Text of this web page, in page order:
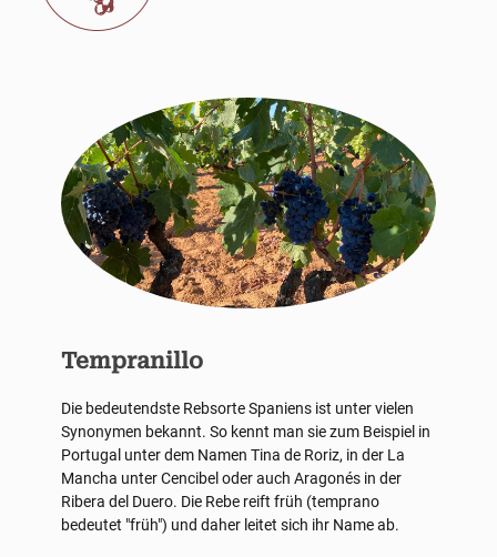
Tempranillo
Die bedeutendste Rebsorte Spaniens ist unter vielen
Synonymen bekannt. So kennt man sie zum Beispiel in
Portugal unter dem Namen Tina de Roriz, in der La
Mancha unter Cencibel oder auch Aragonés in der
Ribera del Duero. Die Rebe reift früh (temprano
bedeutet "früh") und daher leitet sich ihr Name ab.